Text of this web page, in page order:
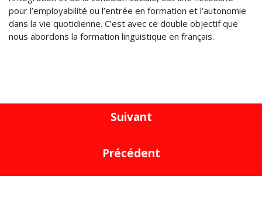
pour l’employabilité ou l’entrée en formation et l’autonomie
dans la vie quotidienne. C’est avec ce double objectif que
nous abordons la formation linguistique en français.​
Suivant
Précédent